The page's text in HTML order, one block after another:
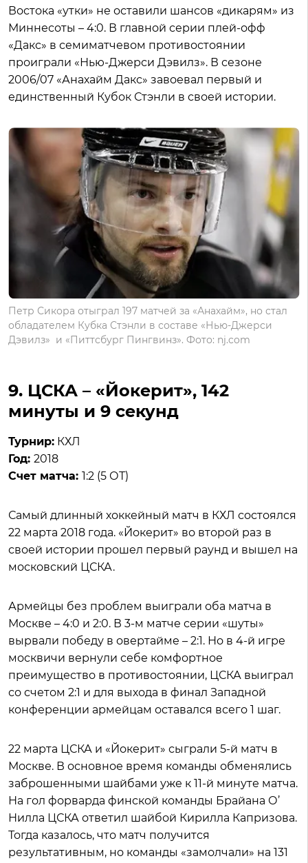
Востока «утки» не оставили шансов «дикарям» из
Миннесоты – 4:0. В главной серии плей-офф
«Дакс» в семиматчевом противостоянии
проиграли «Нью-Джерси Дэвилз». В сезоне
2006/07 «Анахайм Дакс» завоевал первый и
единственный Кубок Стэнли в своей истории.
Петр Сикора отыграл 197 матчей за «Анахайм», но стал
обладателем Кубка Стэнли в составе «Нью-Джерси
Дэвилз» и «Питтсбург Пингвинз». Фото: nj.com
9. ЦСКА – «Йокерит», 142
минуты и 9 секунд
Турнир: КХЛ
Год: 2018
Счет матча: 1:2 (5 ОТ)
Самый длинный хоккейный матч в КХЛ состоялся
22 марта 2018 года. «Йокерит» во второй раз в
своей истории прошел первый раунд и вышел на
московский ЦСКА.
Армейцы без проблем выиграли оба матча в
Москве – 4:0 и 2:0. В 3-м матче серии «шуты»
вырвали победу в овертайме – 2:1. Но в 4-й игре
москвичи вернули себе комфортное
преимущество в противостоянии, ЦСКА выиграл
со счетом 2:1 и для выхода в финал Западной
конференции армейцам оставался всего 1 шаг.
22 марта ЦСКА и «Йокерит» сыграли 5-й матч в
Москве. В основное время команды обменялись
заброшенными шайбами уже к 11-й минуте матча.
На гол форварда финской команды Брайана О’
Нилла ЦСКА ответил шайбой Кирилла Капризова.
Тогда казалось, что матч получится
результативным, но команды «замолчали» на 131